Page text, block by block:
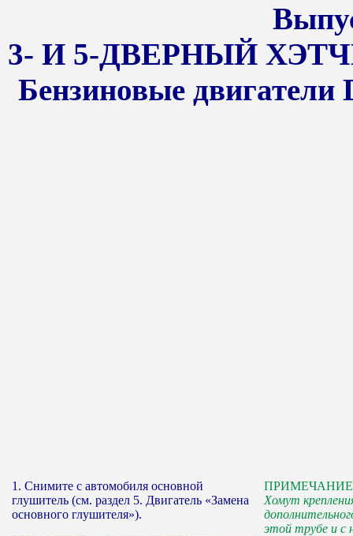
3- И 5-ДВЕРНЫЙ
Бензиновые двигатели
1. Снимите с автомобиля основной
глушитель (см. раздел 5. Двигатель «Замена
основного глушителя»).
ПРИМЕЧАНИЕ
Хомут
этой трубе и с